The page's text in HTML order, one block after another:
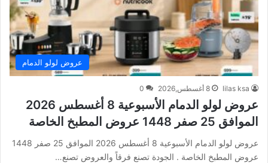
عروض لولو الدمام
lilas ksa 8 أغسطس,2026 0
عروض لولو الدمام الأسبوعية 8 أغسطس 2026
الموافق 25 صفر 1448 عروض المطبخ الخاصة
عروض لولو الدمام الأسبوعية 8 أغسطس 2026 الموافق 25 صفر 1448
عروض المطبخ الخاصة . الجودة تصنع فرقاً والعروض تصنع…